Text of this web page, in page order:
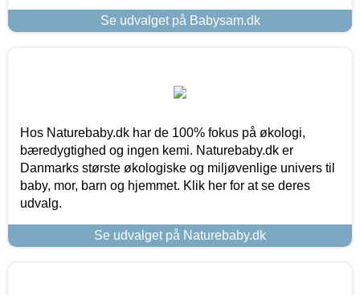
Se udvalget på Babysam.dk
Hos Naturebaby.dk har de 100% fokus på økologi,
bæredygtighed og ingen kemi. Naturebaby.dk er
Danmarks største økologiske og miljøvenlige univers til
baby, mor, barn og hjemmet. Klik her for at se deres
udvalg.
Se udvalget på Naturebaby.dk